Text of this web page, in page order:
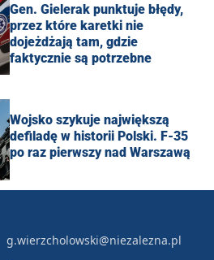
Gen. Gielerak punktuje błędy,
przez które karetki nie
dojeżdżają tam, gdzie
faktycznie są potrzebne
Wojsko szykuje największą
defiladę w historii Polski. F-35
po raz pierwszy nad Warszawą
g.wierzcholowski@niezalezna.pl